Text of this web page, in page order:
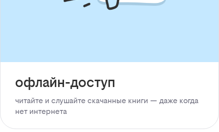
офлайн-доступ
читайте и слушайте скачанные книги — даже когда
нет интернета